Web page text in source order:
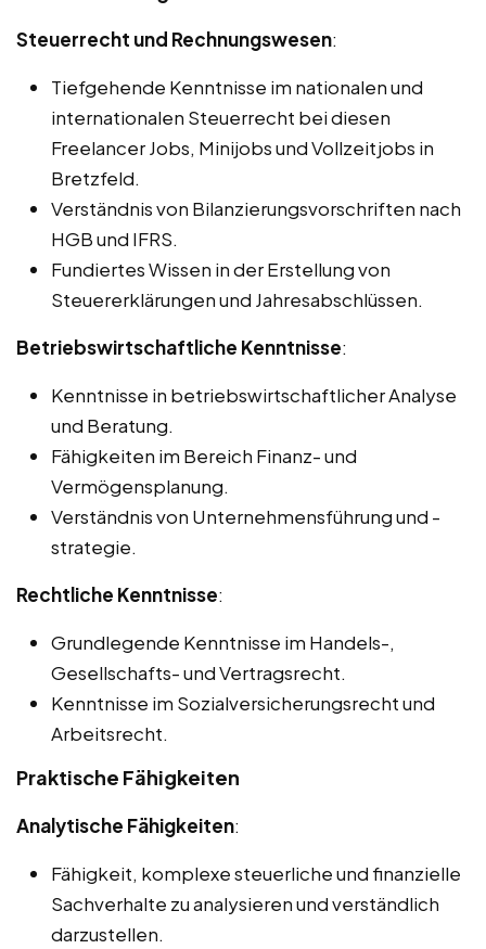
Steuerrecht und Rechnungswesen:
Tiefgehende Kenntnisse im nationalen und
internationalen Steuerrecht bei diesen
Freelancer Jobs, Minijobs und Vollzeitjobs in
Bretzfeld.
Verständnis von Bilanzierungsvorschriften nach
HGB und IFRS.
Fundiertes Wissen in der Erstellung von
Steuererklärungen und Jahresabschlüssen.
Betriebswirtschaftliche Kenntnisse:
Kenntnisse in betriebswirtschaftlicher Analyse
und Beratung.
Fähigkeiten im Bereich Finanz- und
Vermögensplanung.
Verständnis von Unternehmensführung und -
strategie.
Rechtliche Kenntnisse:
Grundlegende Kenntnisse im Handels-,
Gesellschafts- und Vertragsrecht.
Kenntnisse im Sozialversicherungsrecht und
Arbeitsrecht.
Praktische Fähigkeiten
Analytische Fähigkeiten:
Fähigkeit, komplexe steuerliche und finanzielle
Sachverhalte zu analysieren und verständlich
darzustellen.